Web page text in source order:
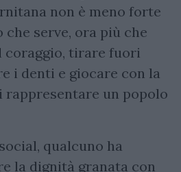
non è meno forte
che serve, ora più che
coraggio, tirare fuori
i denti e giocare con la
rappresentare un popolo
qualcuno ha
la dignità granata con